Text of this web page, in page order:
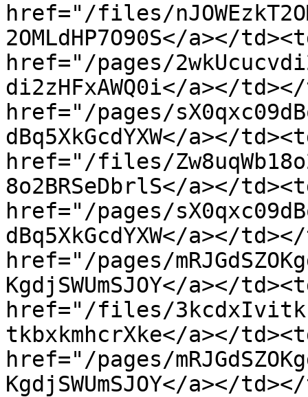
href="/files/
2OMLdHP7O90S</a></
href="/pages/
di2zHFxAWQ0i</a></
href="/pages/
dBq5XkGcdYXW</a></
href="/files/
8o2BRSeDbrlS</a></
href="/pages/
dBq5XkGcdYXW</a></
href="/pages/
KgdjSWUmSJOY</a></
href="/files/
tkbxkmhcrXke</a></
href="/pages/
KgdjSWUmSJOY</a></